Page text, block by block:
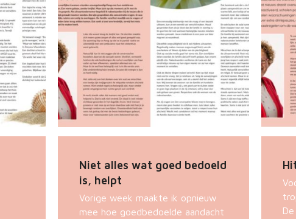
Niet alles wat goed bedoeld
is, helpt
Vorige week maakte ik opnieuw
mee hoe goedbedoelde aandacht